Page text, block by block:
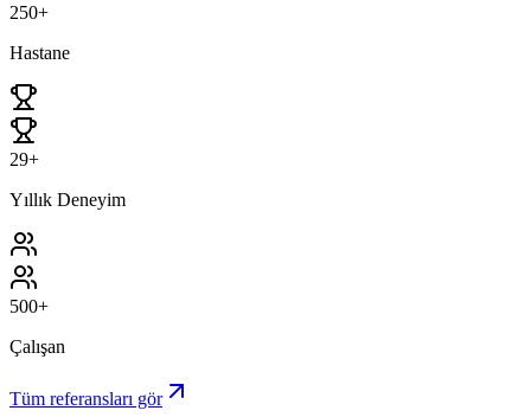
250+
Hastane
29+
Yıllık Deneyim
500+
Çalışan
Tüm referansları gör